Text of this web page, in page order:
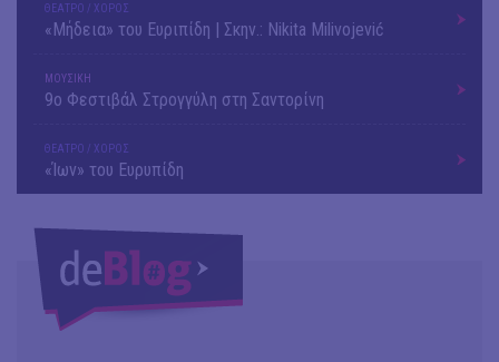
ΘΕΑΤΡΟ / ΧΟΡΟΣ
«Μήδεια» του Ευριπίδη | Σκην.: Nikita Milivojević
ΜΟΥΣΙΚΗ
9o Φεστιβάλ Στρογγύλη στη Σαντορίνη
ΘΕΑΤΡΟ / ΧΟΡΟΣ
«Ίων» του Ευρυπίδη